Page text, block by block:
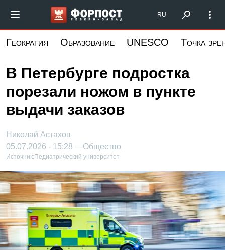
основному
Форпост Северо-Запад
RU
Геократия Образование UNESCO Точка
В Петербурге подростка
порезали ножом в пункте
выдачи заказов
Николай Астахов
05.07.2026 - 15:28 —Общество
Источник: Педиатрический университет